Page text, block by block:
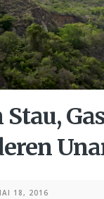
Stau,
18, 2016